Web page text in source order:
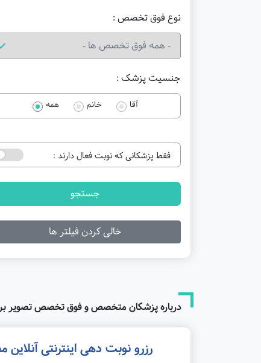
نوع فوق تخصص :
جنسیت پزشک :
آقا خانم همه
فقط پزشکانی که نوبت فعال دارند :
جستجو
خالی کردن فیلتر ها
درباره پزشکان متخصص و فوق تخصص تصویر
رزرو نوبت دهی اینترنتی